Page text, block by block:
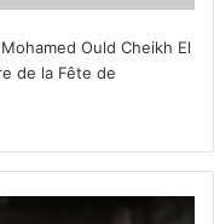
Ould Cheikh El
de la Fête de